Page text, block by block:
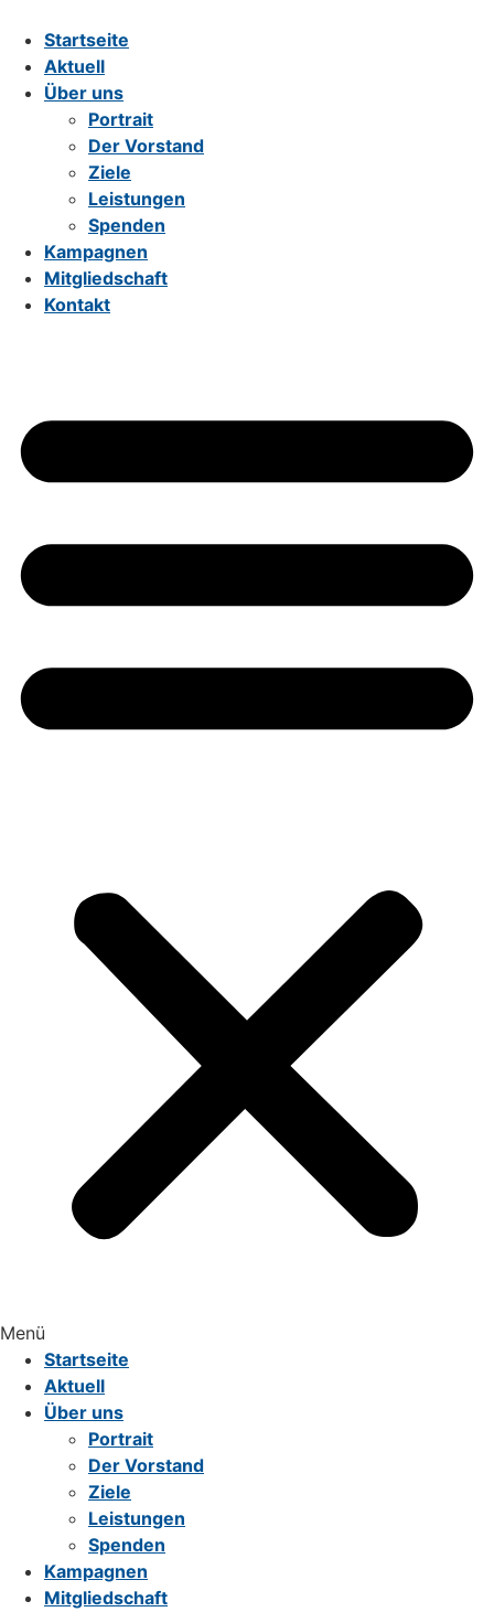
Inhalt
wechseln
Startseite
Aktuell
Über uns
Portrait
Der Vorstand
Ziele
Leistungen
Spenden
Kampagnen
Mitgliedschaft
Kontakt
Menü
Startseite
Aktuell
Über uns
Portrait
Der Vorstand
Ziele
Leistungen
Spenden
Kampagnen
Mitgliedschaft